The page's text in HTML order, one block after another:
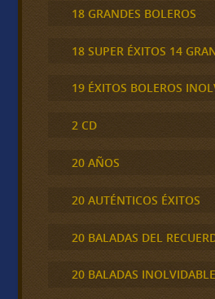
18 GRANDES BOLEROS
18 SUPER ÉXITOS 14
19 ÉXITOS BOLEROS
2 CD
20 AÑOS
20 AUTÉNTICOS ÉXITOS
20 BALADAS DEL
20 BALADAS